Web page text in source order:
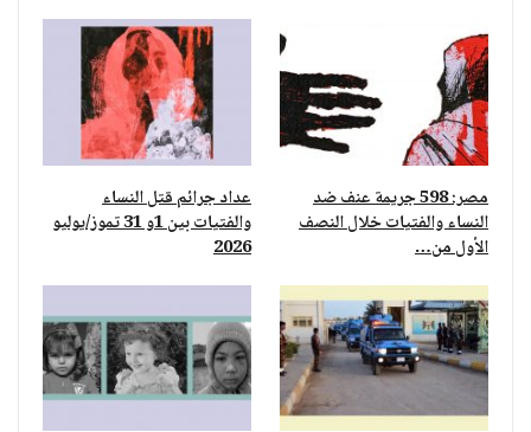
مصر: 598 جريمة عنف ضد
النساء والفتيات خلال النصف
الأول من…
عداد جرائم قتل النساء
والفتيات بين 1و 31 تموز/يوليو
2026